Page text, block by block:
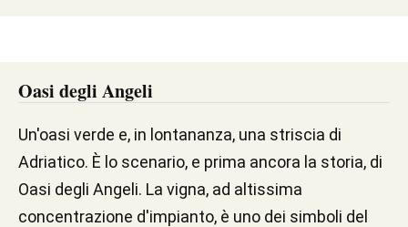
Oasi degli Angeli
Un'oasi verde e, in lontananza, una striscia di
Adriatico. È lo scenario, e prima ancora la storia, di
Oasi degli Angeli. La vigna, ad altissima
concentrazione d'impianto, è uno dei simboli del